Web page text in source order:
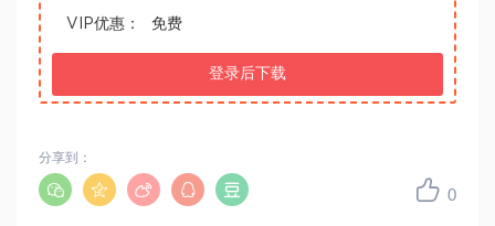
VIP优惠： 免费
登录后下载
0
分享到：